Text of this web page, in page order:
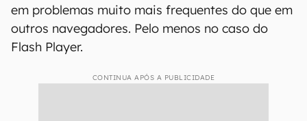
em problemas muito mais frequentes do que em
outros navegadores. Pelo menos no caso do
Flash Player.
CONTINUA APÓS A PUBLICIDADE